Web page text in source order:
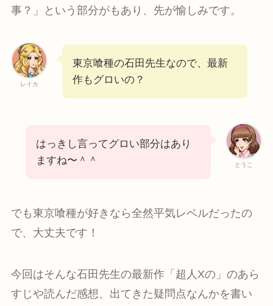
事？」という部分がもあり、先が愉しみです。
レイカ
東京喰種の石田先生なので、最新
作もグロいの？
とうこ
はっきし言ってグロい部分はあり
ますね〜＾＾
でも東京喰種が好きなら全然平気レベルだったの
で、大丈夫です！
今回はそんな石田先生の最新作「超人Xの」のあら
すじや読んだ感想、出てきた疑問点なんかを書い